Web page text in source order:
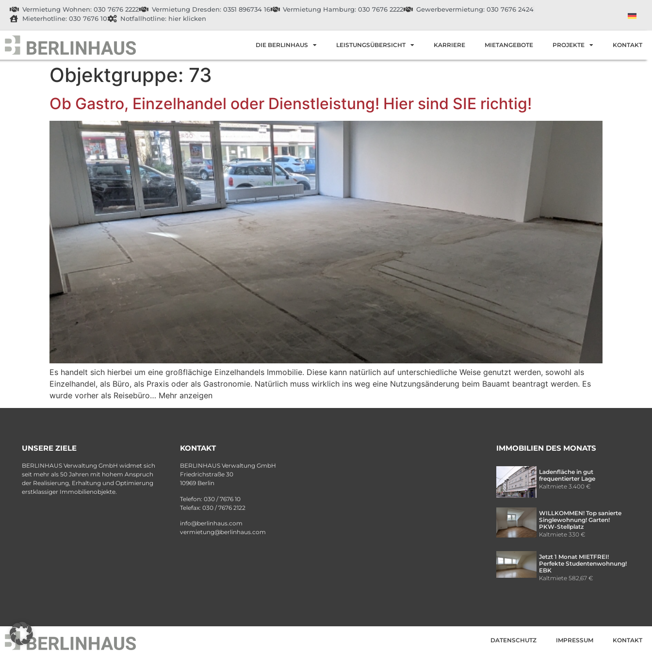
Vermietung Wohnen: 030 7676 2222 Vermietung Dresden: 0351 896734 16 Vermietung Hamburg: 030 7676 2222
Gewerbevermietung: 030 7676 2424
Mieterhotline: 030 7676 10
Notfallhotline: hier klicken
DIE BERLINHAUS LEISTUNGSÜBERSICHT KARRIERE MIETANGEBOTE PROJEKTE KONTAKT
Objektgruppe: 73
Ob Gastro, Einzelhandel oder Dienstleistung! Hier sind SIE richtig!
Es handelt sich hierbei um eine großflächige Einzelhandels Immobilie. Diese kann natürlich auf unterschiedliche Weise genutzt werden, sowohl als
Einzelhandel, als Büro, als Praxis oder als Gastronomie. Natürlich muss wirklich ins weg eine Nutzungsänderung beim Bauamt beantragt werden. Es
wurde vorher als Reisebüro… Mehr anzeigen
UNSERE ZIELE
BERLINHAUS Verwaltung GmbH widmet sich
seit mehr als 50 Jahren mit hohem Anspruch
der Realisierung, Erhaltung und Optimierung
erstklassiger Immobilienobjekte.
KONTAKT
BERLINHAUS Verwaltung GmbH
Friedrichstraße 30
10969 Berlin
Telefon: 030 / 7676 10
Telefax: 030 / 7676 2122
info@berlinhaus.com
vermietung@berlinhaus.com
IMMOBILIEN DES MONATS
Ladenfläche in gut
frequentierter Lage
Kaltmiete3.400 €
WILLKOMMEN! Top sanierte
Singlewohnung! Garten!
PKW-Stellplatz
Kaltmiete330 €
Jetzt 1 Monat MIETFREI!
Perfekte Studentenwohnung!
EBK
Kaltmiete582,67 €
DATENSCHUTZ IMPRESSUM KONTAKT